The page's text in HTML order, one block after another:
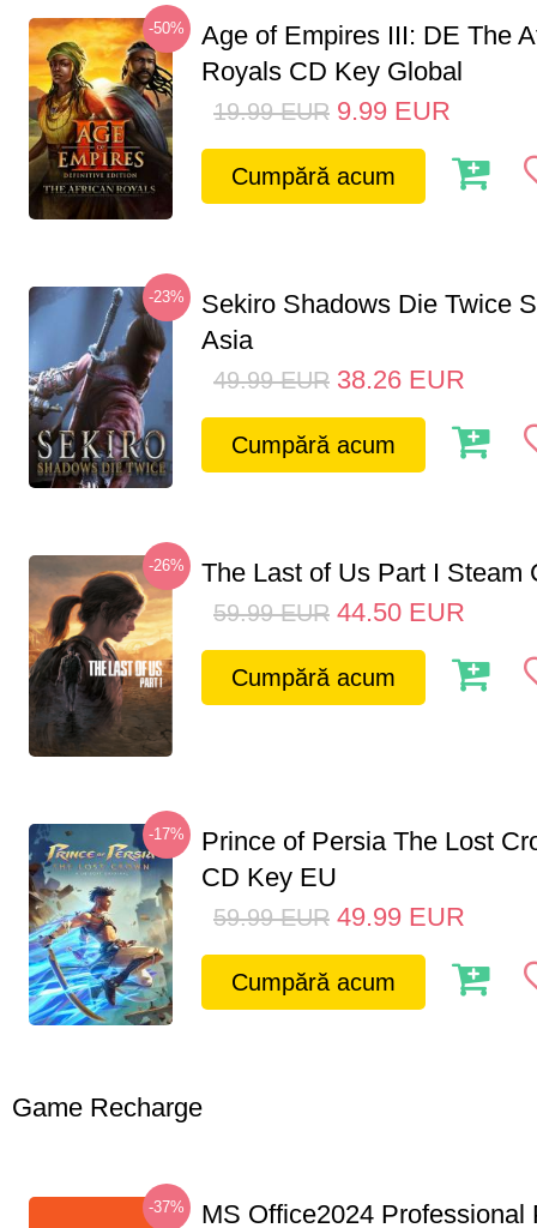
-50%
Age of Empires III: DE The
Royals CD Key Global
19.99 EUR 9.99 EUR
Cumpără acum
-23%
Sekiro Shadows Die Twice
Asia
49.99 EUR 38.26 EUR
Cumpără acum
-26% The Last of Us Part I Steam
59.99 EUR 44.50 EUR
Cumpără acum
-17%
Prince of Persia The Lost
CD Key EU
59.99 EUR 49.99 EUR
Cumpără acum
Game Recharge
-37% MS Office2024 Professional